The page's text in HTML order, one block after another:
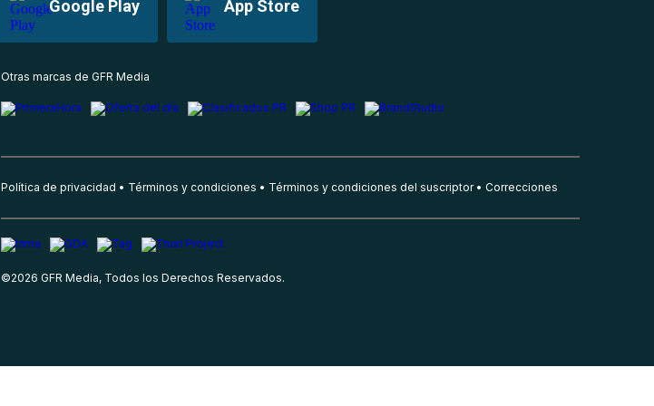
Google Play App Store
Otras marcas de GFR Media
Política de privacidad Términos y condiciones Términos y condiciones del suscriptor Correcciones
©2026 GFR Media, Todos los Derechos Reservados.